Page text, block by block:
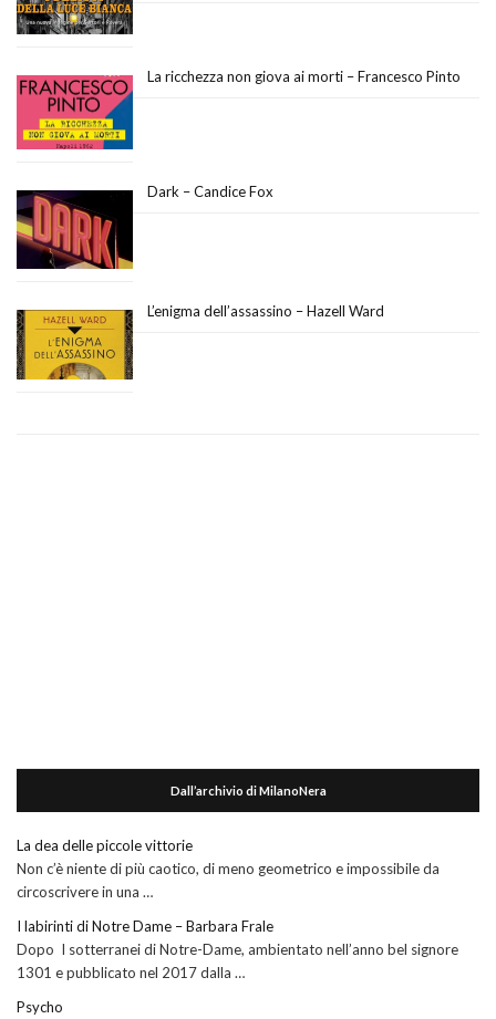
La ricchezza non giova ai morti – Francesco Pinto
Dark – Candice Fox
L’enigma dell’assassino – Hazell Ward
Dall’archivio di MilanoNera
La dea delle piccole vittorie
Non c’è niente di più caotico, di meno geometrico e impossibile da
circoscrivere in una …
I labirinti di Notre Dame – Barbara Frale
Dopo I sotterranei di Notre-Dame, ambientato nell’anno bel signore
1301 e pubblicato nel 2017 dalla …
Psycho